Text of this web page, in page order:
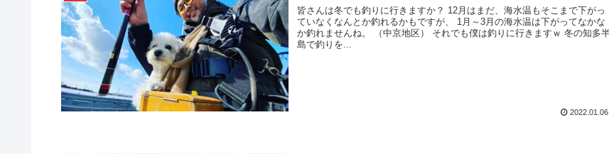
皆さんは冬でも釣りに行きますか？ 12月はまだ、海水温もそこまで下がっ
ていなくなんとか釣れるかもですが、 1月～3月の海水温は下がってなかな
か釣れませんね。 （中京地区） それでも僕は釣りに行きますｗ 冬の知多半
島で釣りを...
2022.01.06